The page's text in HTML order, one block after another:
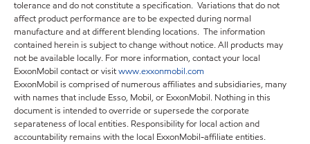
tolerance and do not constitute a specification. Variations that do not
affect product performance are to be expected during normal
manufacture and at different blending locations. The information
contained herein is subject to change without notice. All products may
not be available locally. For more information, contact your local
ExxonMobil contact or visitwww.exxonmobil.com
ExxonMobil is comprised of numerous affiliates and subsidiaries, many
with names that include Esso, Mobil, or ExxonMobil. Nothing in this
document is intended to override or supersede the corporate
separateness of local entities. Responsibility for local action and
accountability remains with the local ExxonMobil-affiliate entities.